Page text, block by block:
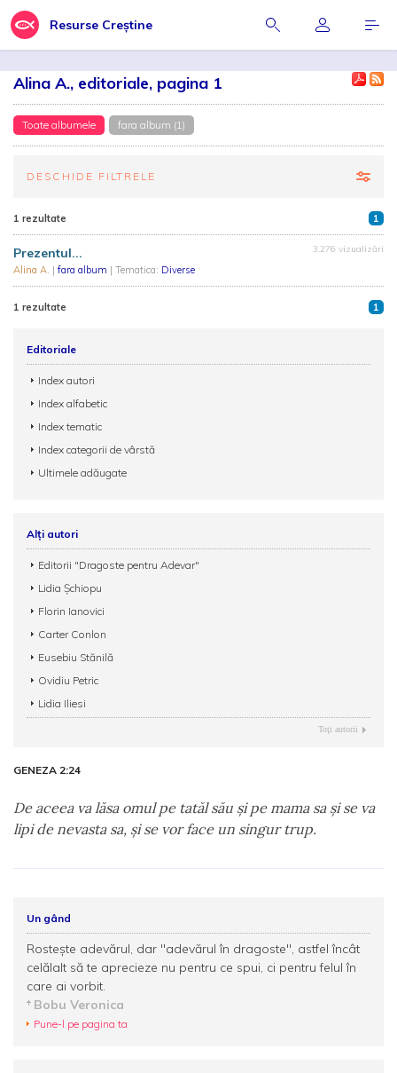
Resurse Creștine
Alina A., editoriale, pagina 1
Toate albumele fara album (1)
DESCHIDE FILTRELE
1 rezultate 1
Prezentul...
Alina A. | fara album | Tematica: Diverse
3.276 vizualizări
1 rezultate 1
Editoriale
Index autori
Index alfabetic
Index tematic
Index categorii de vârstă
Ultimele adăugate
Alți autori
Editorii "Dragoste pentru Adevar"
Lidia Șchiopu
Florin Ianovici
Carter Conlon
Eusebiu Stănilă
Ovidiu Petric
Lidia Iliesi
Toţi autorii
GENEZA 2:24
De aceea va lăsa omul pe tatăl său şi pe mama sa şi se va
lipi de nevasta sa, şi se vor face un singur trup.
Un gând
Rostește adevărul, dar "adevărul în dragoste", astfel încât
celălalt să te aprecieze nu pentru ce spui, ci pentru felul în
care ai vorbit.
Bobu Veronica
Pune-l pe pagina ta